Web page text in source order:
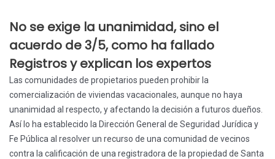
No se exige la unanimidad, sino el
acuerdo de 3/5, como ha fallado
Registros y explican los expertos
Las comunidades de propietarios pueden prohibir la
comercialización de viviendas vacacionales, aunque no haya
unanimidad al respecto, y afectando la decisión a futuros dueños.
Así lo ha establecido la Dirección General de Seguridad Jurídica y
Fe Pública al resolver un recurso de una comunidad de vecinos
contra la calificación de una registradora de la propiedad de Santa